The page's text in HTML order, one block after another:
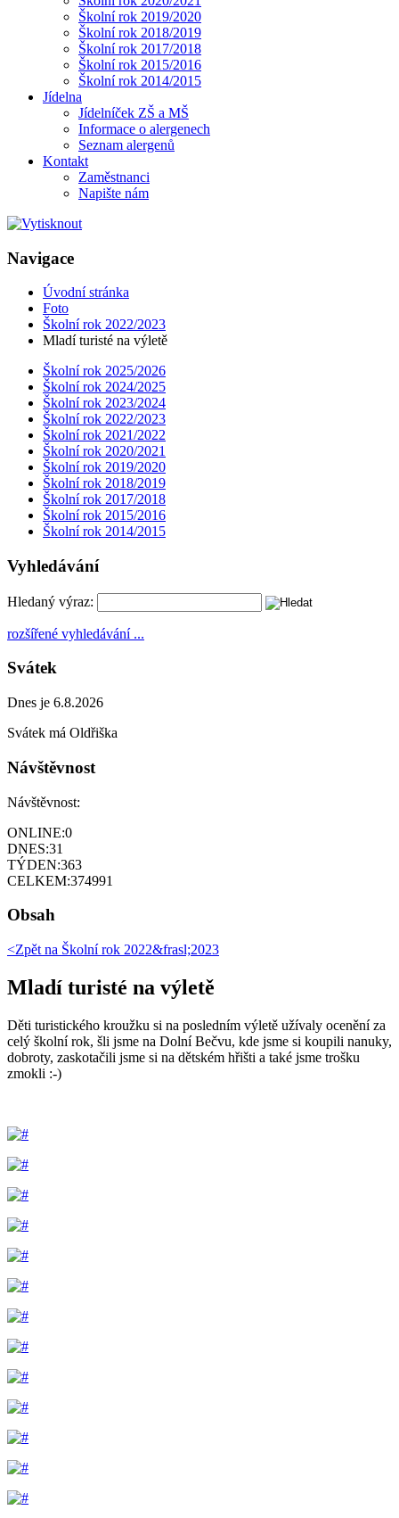
Školní rok 2019/2020
Školní rok 2018/2019
Školní rok 2017/2018
Školní rok 2015/2016
Školní rok 2014/2015
Jídelna
Jídelníček ZŠ a MŠ
Informace o alergenech
Seznam alergenů
Kontakt
Zaměstnanci
Napište nám
Navigace
Úvodní stránka
Foto
Školní rok 2022/2023
Mladí turisté na výletě
Školní rok 2025/2026
Školní rok 2024/2025
Školní rok 2023/2024
Školní rok 2022/2023
Školní rok 2021/2022
Školní rok 2020/2021
Školní rok 2019/2020
Školní rok 2018/2019
Školní rok 2017/2018
Školní rok 2015/2016
Školní rok 2014/2015
Vyhledávání
Hledaný výraz:
rozšířené vyhledávání ...
Svátek
Dnes je 6.8.2026
Svátek má Oldřiška
Návštěvnost
Návštěvnost:
ONLINE:0
DNES:31
TÝDEN:363
CELKEM:374991
Obsah
<Zpět na Školní rok 2022&frasl;2023
Mladí turisté na výletě
Děti turistického kroužku si na posledním výletě užívaly ocenění za
celý školní rok, šli jsme na Dolní Bečvu, kde jsme si koupili nanuky,
dobroty, zaskotačili jsme si na dětském hřišti a také jsme trošku
zmokli :-)